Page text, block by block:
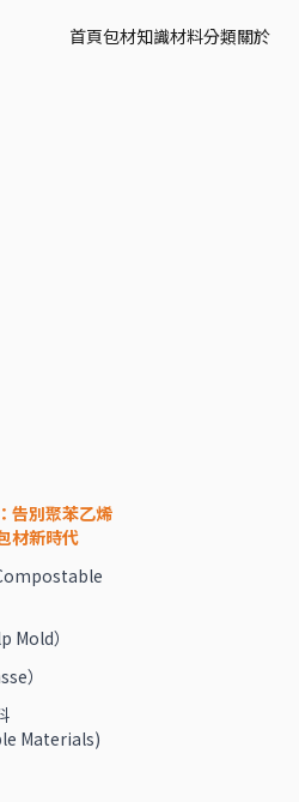
首頁包材知識材料分類關於
告別聚苯乙烯
材新時代
Mold）
）
Materials)